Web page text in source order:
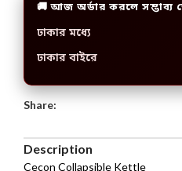
🚚 আজ অর্ডার করলে সম্ভাব্য
ঢাকার মধ্যে
ঢাকার বাইরে
Share:
Description
Cecon Collapsible Kettle